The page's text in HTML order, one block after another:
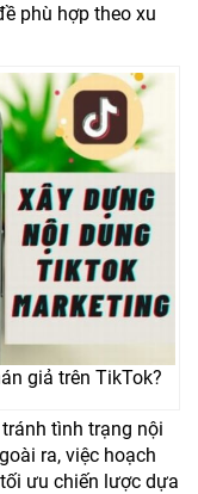
phù hợp theo xu
giả trên TikTok?
tình trạng nội
ra, việc hoạch
ưu chiến lược dựa